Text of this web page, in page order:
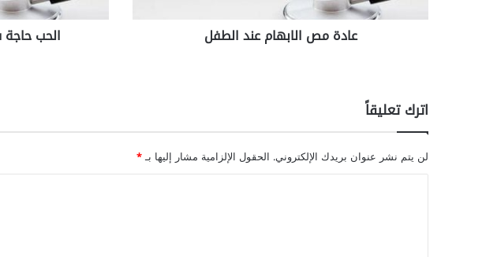
ا
ع
ن
د
ا
ل
عادة مص الابهام عند الطفل
ف
ي
الحب
اترك تعليقاً
لن يتم نشر عنوان بريدك الإلكتروني. الحقول الإلزامية مشار إليها بـ*